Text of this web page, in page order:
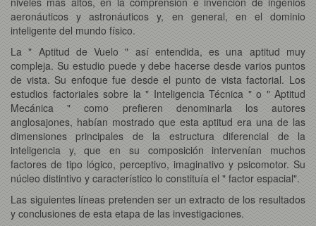
aeronáuticos y astronáuticos y, en general, en el dominio
inteligente del mundo físico.
La " Aptitud de Vuelo " así entendida, es una aptitud muy
compleja. Su estudio puede y debe hacerse desde varios puntos
de vista. Su enfoque fue desde el punto de vista factorial. Los
estudios factoriales sobre la " Inteligencia Técnica " o " Aptitud
Mecánica " como prefieren denominarla los autores
anglosajones, habían mostrado que esta aptitud era una de las
dimensiones principales de la estructura diferencial de la
inteligencia y, que en su composición intervenían muchos
factores de tipo lógico, perceptivo, imaginativo y psicomotor. Su
núcleo distintivo y característico lo constituía el " factor espacial".
Las siguientes líneas pretenden ser un extracto de los resultados
y conclusiones de esta etapa de las investigaciones.